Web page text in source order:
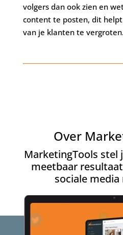
volgers dan ook zien en
content te posten, dit
van je klanten te vergroten.
Over
MarketingTools stel
meetbaar
sociale